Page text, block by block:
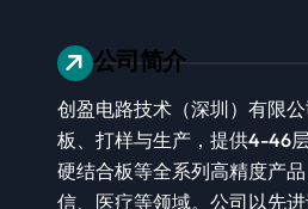
公司简介
创盈电路技术（深圳）有限
板、打样与生产，提供4-46
硬结合板等全系列高精度产
信、医疗等领域。公司以先